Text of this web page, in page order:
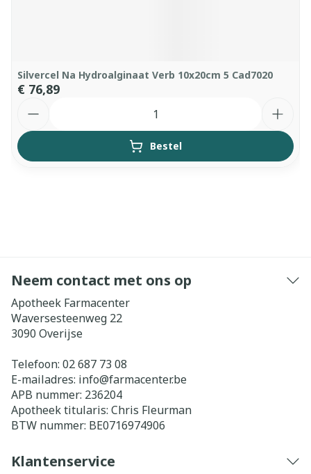
Silvercel Na Hydroalginaat Verb 10x20cm 5 Cad7020
€ 76,89
Bestel
Neem contact met ons op
Apotheek Farmacenter
Waversesteenweg 22
3090 Overijse
Telefoon: 02 687 73 08
E-mailadres: info@farmacenter.be
APB nummer: 236204
Apotheek titularis: Chris Fleurman
BTW nummer: BE0716974906
Klantenservice